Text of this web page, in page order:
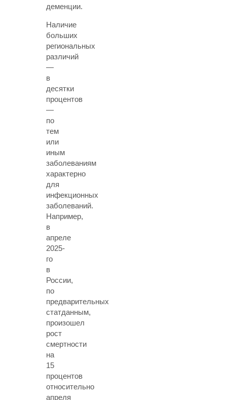
деменции.
Наличие
больших
региональных
различий
—
в
десятки
процентов
—
по
тем
или
иным
заболеваниям
характерно
для
инфекционных
заболеваний.
Например,
в
апреле
2025-
го
в
России,
по
предварительных
статданным,
произошел
рост
смертности
на
15
процентов
относительно
апреля